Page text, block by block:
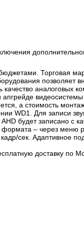
Торговая
позволяет
аналоговых
видеосистемы
а стоимость
WD1. Для записи
будет записано с
– через меню
сек. Адаптивное
доставку по